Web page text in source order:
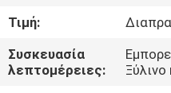
ΣΤΟ
ΕΡΓΟΣΤΆΣΙΟ
Τιμή:
Συσκευασία
λεπτομέρειες: